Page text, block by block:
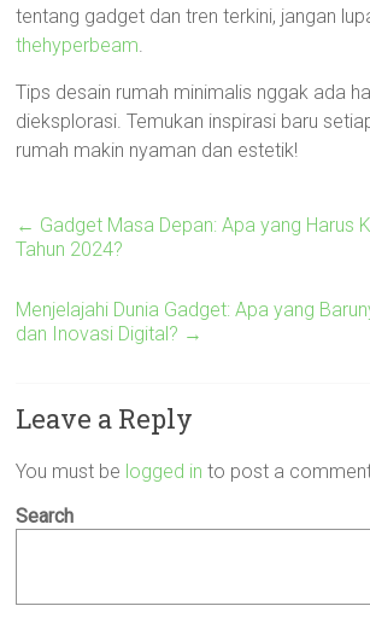
tentang gadget dan tren terkini, jangan
thehyperbeam.
Tips desain rumah minimalis nggak ada
dieksplorasi. Temukan inspirasi baru
rumah makin nyaman dan estetik!
← Gadget Masa Depan: Apa yang Harus
Tahun 2024?
Menjelajahi Dunia Gadget: Apa yang
dan Inovasi Digital? →
Leave a Reply
You must be logged in to post a
Search